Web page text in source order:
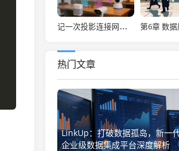
记一次投影连接网络存储 第6章 数
热门文章
LinkUp：打破数据孤岛，新一
企业级数据集成平台深度解析